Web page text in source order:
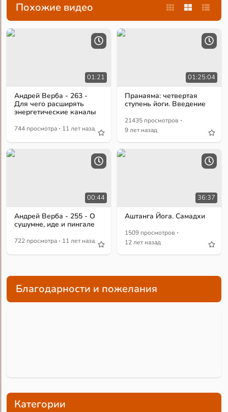
Похожие видео
01:21
Андрей Верба - 263 -
Для чего расширять
энергетические каналы
744 просмотра · 11 лет назад
01:25:04
Пранаяма: четвертая
ступень йоги. Введение
21435 просмотров ·
9 лет назад
00:44
Андрей Верба - 255 - О
сушумне, иде и пингале
722 просмотра · 11 лет назад
36:37
Аштанга Йога. Самадхи
1509 просмотров ·
12 лет назад
Благодарности и пожелания
Категории